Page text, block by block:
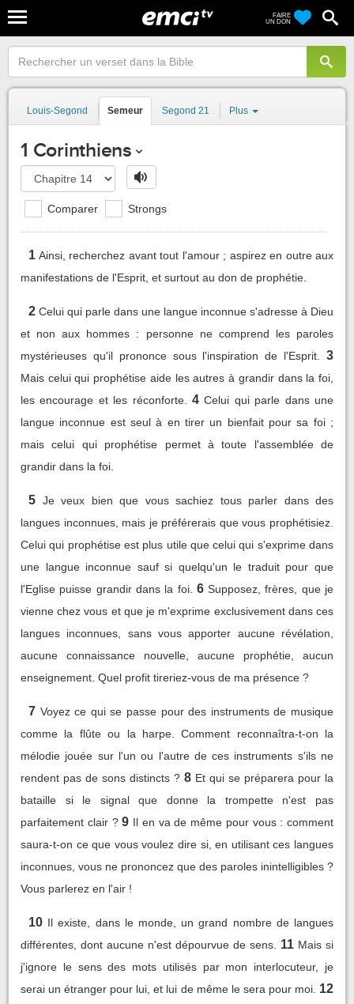
FAIRE
UN DON
Louis-Segond Semeur Segond 21 Plus
1 Corinthiens
Comparer Strongs
1 Ainsi, recherchez avant tout l'amour ; aspirez en outre aux
manifestations de l'Esprit, et surtout au don de prophétie.
2 Celui qui parle dans une langue inconnue s'adresse à Dieu
et non aux hommes : personne ne comprend les paroles
mystérieuses qu'il prononce sous l'inspiration de l'Esprit.
3
Mais celui qui prophétise aide les autres à grandir dans la foi,
les encourage et les réconforte.
4 Celui qui parle dans une
langue inconnue est seul à en tirer un bienfait pour sa foi ;
mais celui qui prophétise permet à toute l'assemblée de
grandir dans la foi.
5 Je veux bien que vous sachiez tous parler dans des
langues inconnues, mais je préférerais que vous prophétisiez.
Celui qui prophétise est plus utile que celui qui s'exprime dans
une langue inconnue sauf si quelqu'un le traduit pour que
l'Eglise puisse grandir dans la foi. 6 Supposez, frères, que je
vienne chez vous et que je m'exprime exclusivement dans ces
langues inconnues, sans vous apporter aucune révélation,
aucune connaissance nouvelle, aucune prophétie, aucun
enseignement. Quel profit tireriez-vous de ma présence ?
7 Voyez ce qui se passe pour des instruments de musique
comme la flûte ou la harpe. Comment reconnaîtra-t-on la
mélodie jouée sur l'un ou l'autre de ces instruments s'ils ne
rendent pas de sons distincts ? 8 Et qui se préparera pour la
bataille si le signal que donne la trompette n'est pas
parfaitement clair ? 9 Il en va de même pour vous : comment
saura-t-on ce que vous voulez dire si, en utilisant ces langues
inconnues, vous ne prononcez que des paroles inintelligibles ?
Vous parlerez en l'air !
10 Il existe, dans le monde, un grand nombre de langues
différentes, dont aucune n'est dépourvue de sens.
11 Mais si
j'ignore le sens des mots utilisés par mon interlocuteur, je
serai un étranger pour lui, et lui de même le sera pour moi. 12